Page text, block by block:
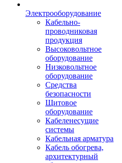
Электрооборудование
Кабельно-
проводниковая
продукция
Высоковольтное
оборудование
Низковольтное
оборудование
Средства
безопасности
Щитовое
оборудование
Кабеленесущие
системы
Кабельная арматура
Кабель обогрева,
архитектурный